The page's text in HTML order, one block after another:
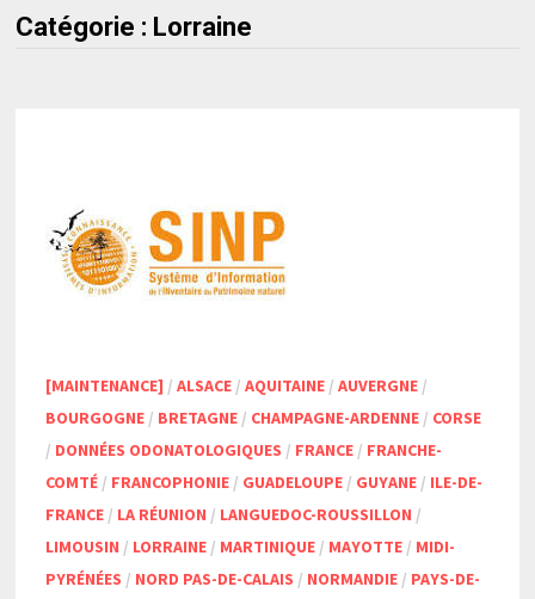
Catégorie : Lorraine
[MAINTENANCE] / ALSACE/ AQUITAINE/ AUVERGNE/
BOURGOGNE/ BRETAGNE/ CHAMPAGNE-ARDENNE/ CORSE
/ DONNÉES ODONATOLOGIQUES / FRANCE/ FRANCHE-
COMTÉ/ FRANCOPHONIE/ GUADELOUPE/ GUYANE/ ILE-DE-
FRANCE/ LA RÉUNION / LANGUEDOC-ROUSSILLON /
LIMOUSIN / LORRAINE/ MARTINIQUE/ MAYOTTE/ MIDI-
PYRÉNÉES / NORD PAS-DE-CALAIS / NORMANDIE/ PAYS-DE-